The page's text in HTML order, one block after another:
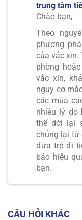
trung tâm
Chào bạn,
Theo
phương
của vắc xin.
phòng
vắc xin,
nguy cơ
các mùa
nhiều lý do
thể dời lại
chủng lại từ
đưa trẻ đi
bảo hiệu
bạn.
CÂU HỎI KHÁC